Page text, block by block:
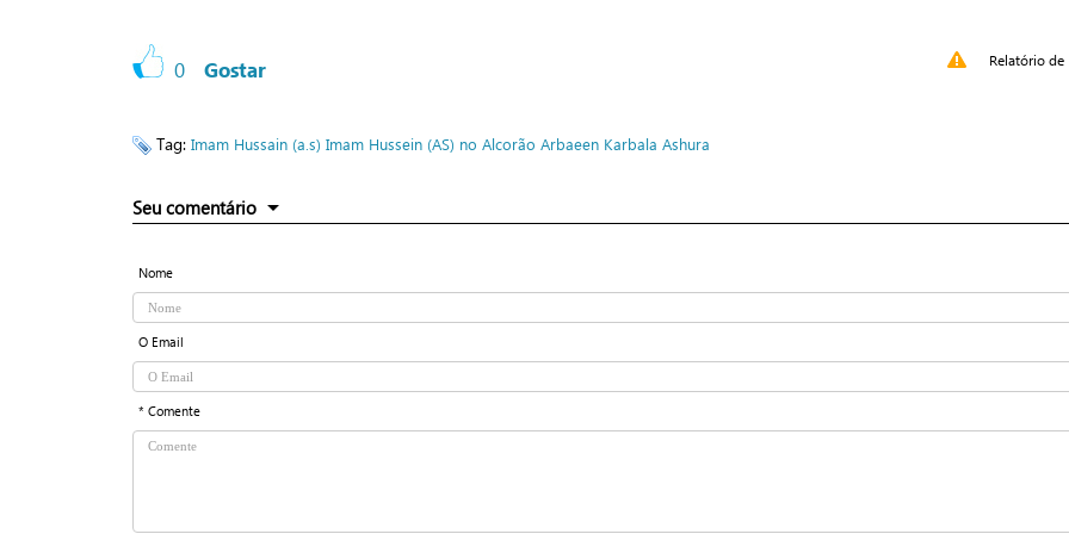
0 Gostar Relatório de
Tag: Imam Hussain (a.s) Imam Hussein (AS) no Alcorão Arbaeen Karbala Ashura
Seu comentário
Nome
O Email
* Comente